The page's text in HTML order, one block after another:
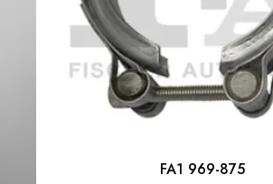
FA1 969-875